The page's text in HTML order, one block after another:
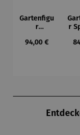
Gartenfigu
r
t Vogel -
Regulärer Preis:
94,00 €
r